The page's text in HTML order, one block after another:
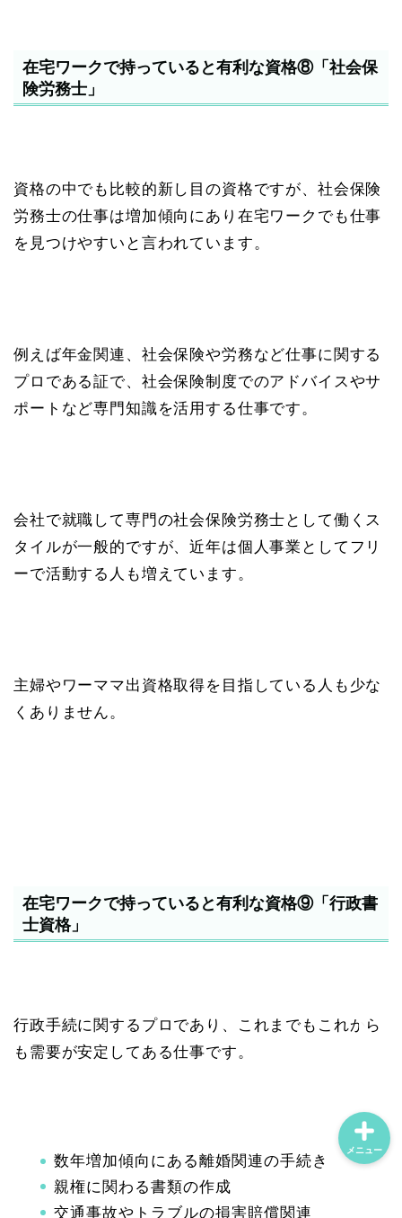
在宅ワークで持っていると有利な資格⑧「社会保
険労務士」
資格の中でも比較的新し目の資格ですが、社会保険
労務士の仕事は増加傾向にあり在宅ワークでも仕事
を見つけやすいと言われています。
例えば年金関連、社会保険や労務など仕事に関する
プロである証で、社会保険制度でのアドバイスやサ
ポートなど専門知識を活用する仕事です。
会社で就職して専門の社会保険労務士として働くス
タイルが一般的ですが、近年は個人事業としてフリ
ーで活動する人も増えています。
主婦やワーママ出資格取得を目指している人も少な
くありません。
在宅ワークで持っていると有利な資格⑨「行政書
士資格」
行政手続に関するプロであり、これまでもこれから
も需要が安定してある仕事です。
数年増加傾向にある離婚関連の手続き
親権に関わる書類の作成
交通事故やトラブルの損害賠償関連
メニュー
マインド